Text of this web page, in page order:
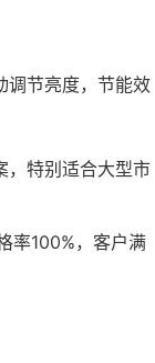
调节亮度，节能效
，特别适合大型市
率100%，客户满